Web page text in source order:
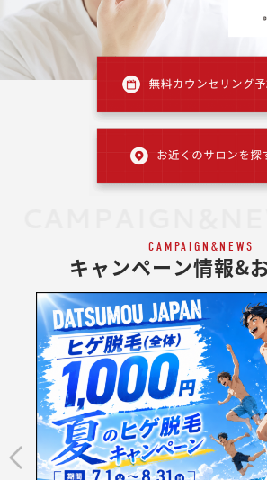
CAMPAIGN&NEWS
キャンペーン情報&